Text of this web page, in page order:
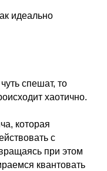
идеально
спешат, то
хаотично.
которая
с
при этом
квантовать